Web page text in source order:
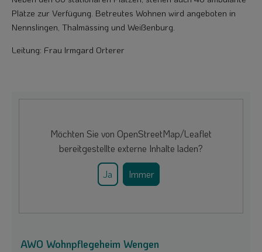
Plätze zur Verfügung. Betreutes Wohnen wird angeboten in
Nennslingen, Thalmässing und Weißenburg.
Leitung: Frau Irmgard Orterer
Möchten Sie von OpenStreetMap/Leaflet
bereitgestellte externe Inhalte laden?
Ja Immer
AWO Wohnpflegeheim Wengen